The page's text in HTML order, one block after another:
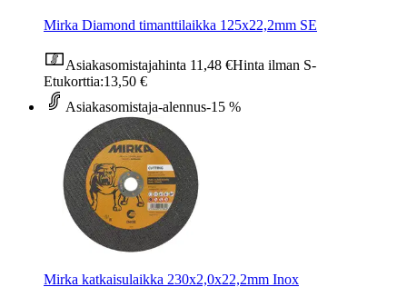
Mirka Diamond timanttilaikka 125x22,2mm SE
Asiakasomistajahinta 11,48 €Hinta ilman S-
Etukorttia:13,50 €
Asiakasomistaja-alennus-15 %
Mirka katkaisulaikka 230x2,0x22,2mm Inox